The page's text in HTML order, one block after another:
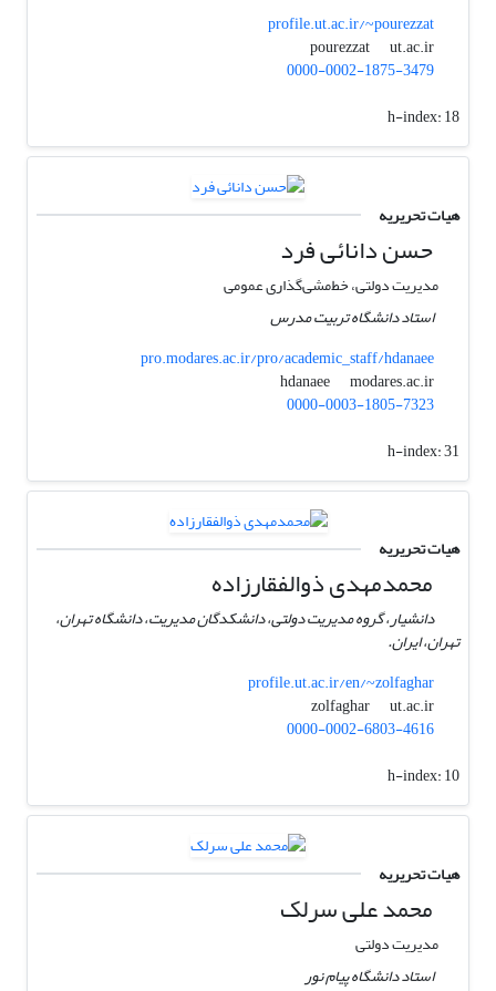
profile.ut.ac.ir/~pourezzat
pourezzat
ut.ac.ir
0000-0002-1875-3479
h-index:18
هیات تحریریه
حسن دانائی فرد
مدیریت دولتی، خط‌مشی‌گذاری عمومی
استاد دانشگاه تربیت مدرس
pro.modares.ac.ir/pro/academic_staff/hdanaee
hdanaee
modares.ac.ir
0000-0003-1805-7323
h-index:31
هیات تحریریه
محمدمهدی ذوالفقارزاده
دانشیار، گروه مدیریت دولتی، دانشکدگان مدیریت، دانشگاه تهران،
تهران، ایران.
profile.ut.ac.ir/en/~zolfaghar
zolfaghar
ut.ac.ir
0000-0002-6803-4616
h-index:10
هیات تحریریه
محمد علی سرلک
مدیریت دولتی
استاد دانشگاه پیام نور